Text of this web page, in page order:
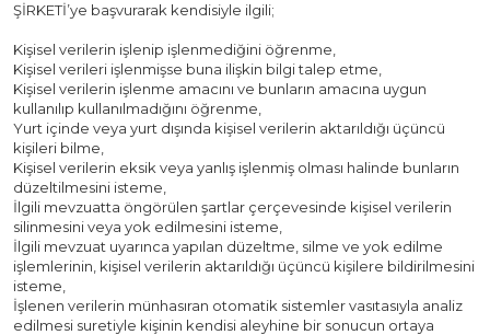
ŞİRKETİ’ye başvurarak kendisiyle ilgili;
Kişisel verilerin işlenip işlenmediğini öğrenme,
Kişisel verileri işlenmişse buna ilişkin bilgi talep etme,
Kişisel verilerin işlenme amacını ve bunların amacına uygun
kullanılıp kullanılmadığını öğrenme,
Yurt içinde veya yurt dışında kişisel verilerin aktarıldığı üçüncü
kişileri bilme,
Kişisel verilerin eksik veya yanlış işlenmiş olması halinde bunların
düzeltilmesini isteme,
İlgili mevzuatta öngörülen şartlar çerçevesinde kişisel verilerin
silinmesini veya yok edilmesini isteme,
İlgili mevzuat uyarınca yapılan düzeltme, silme ve yok edilme
işlemlerinin, kişisel verilerin aktarıldığı üçüncü kişilere bildirilmesini
isteme,
İşlenen verilerin münhasıran otomatik sistemler vasıtasıyla analiz
edilmesi suretiyle kişinin kendisi aleyhine bir sonucun ortaya